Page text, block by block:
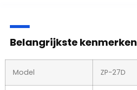
Belangrijkste kenmerken
Model ZP-27D